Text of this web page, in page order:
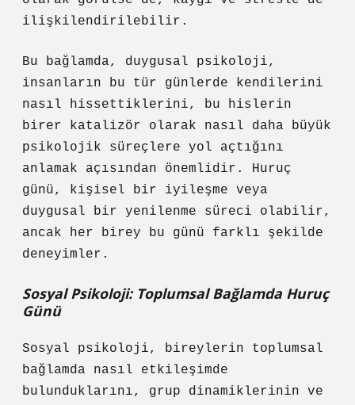
ilişkilendirilebilir.
Bu bağlamda, duygusal psikoloji,
insanların bu tür günlerde kendilerini
nasıl hissettiklerini, bu hislerin
birer katalizör olarak nasıl daha büyük
psikolojik süreçlere yol açtığını
anlamak açısından önemlidir. Huruç
günü, kişisel bir iyileşme veya
duygusal bir yenilenme süreci olabilir,
ancak her birey bu günü farklı şekilde
deneyimler.
Sosyal Psikoloji: Toplumsal Bağlamda Huruç
Günü
Sosyal psikoloji, bireylerin toplumsal
bağlamda nasıl etkileşimde
bulunduklarını, grup dinamiklerinin ve